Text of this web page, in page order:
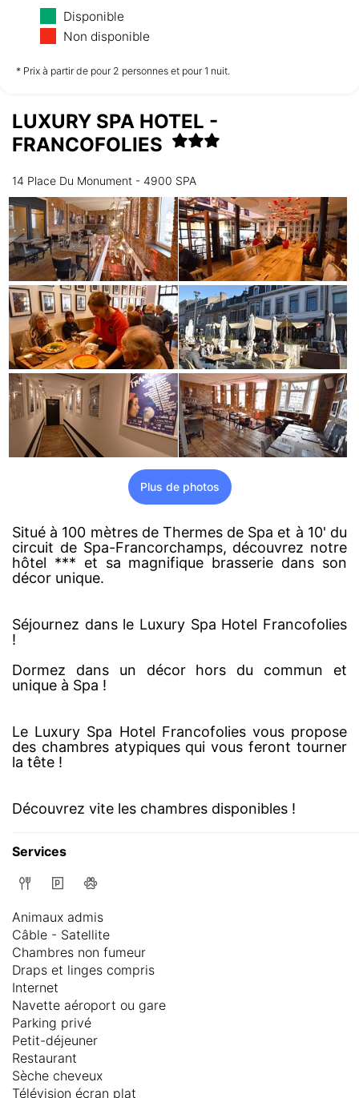
Mercredi
12/08
non disponible non disponible
Samedi
15/08
non disponible
Disponible
Non disponible
* Prix à partir de pour 2 personnes et pour 1 nuit.
LUXURY SPA HOTEL -
FRANCOFOLIES
14 Place Du Monument - 4900 SPA
Plus de photos
Situé à 100 mètres de Thermes de Spa et à 10' du
circuit de Spa-Francorchamps, découvrez notre
hôtel *** et sa magnifique brasserie dans son
décor unique.
Séjournez dans le Luxury Spa Hotel Francofolies
!
Dormez dans un décor hors du commun et
unique à Spa !
Le Luxury Spa Hotel Francofolies vous propose
des chambres atypiques qui vous feront tourner
la tête !
Découvrez vite les chambres disponibles !
Services
Animaux admis
Câble - Satellite
Chambres non fumeur
Draps et linges compris
Internet
Navette aéroport ou gare
Parking privé
Petit-déjeuner
Restaurant
Sèche cheveux
Télévision écran plat